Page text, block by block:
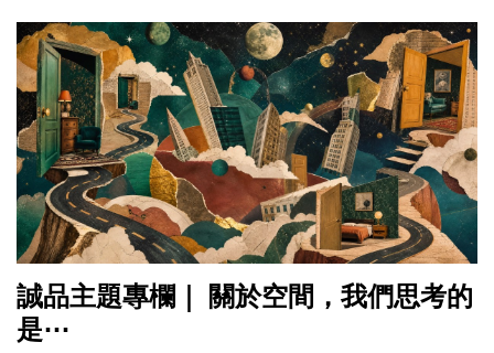
誠品主題專欄｜ ​關於空間，我們思考的
是⋯